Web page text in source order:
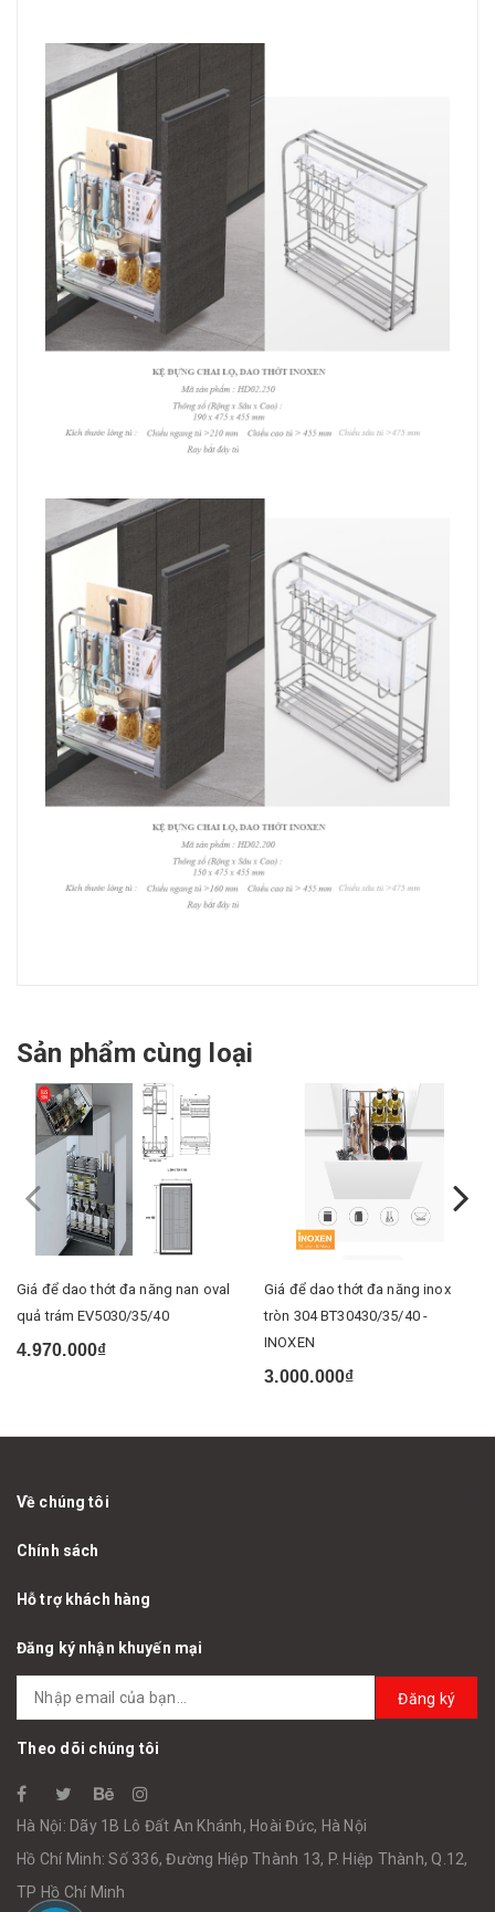
Sản phẩm cùng loại
Giá để dao thớt đa năng nan oval
quả trám EV5030/35/40
4.970.000₫
Giá để dao thớt đa năng inox
tròn 304 BT30430/35/40 -
INOXEN
3.000.000₫
Về chúng tôi
Chính sách
Hỗ trợ khách hàng
Đăng ký nhận khuyến mại
Đăng ký
Theo dõi chúng tôi
Hà Nội: Dãy 1B Lô Đất An Khánh, Hoài Đức, Hà Nội
Hồ Chí Minh: Số 336, Đường Hiệp Thành 13, P. Hiệp Thành, Q.12,
TP Hồ Chí Minh